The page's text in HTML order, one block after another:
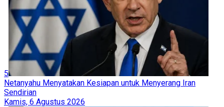
5
Netanyahu Menyatakan Kesiapan untuk Menyerang Iran
Sendirian
Kamis, 6 Agustus 2026